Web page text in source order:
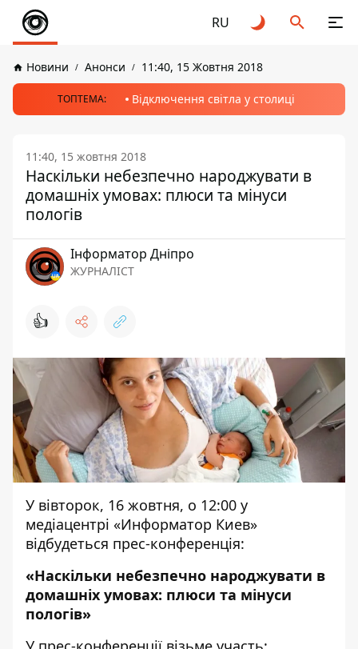
RU
Новини Анонси 11:40, 15 Жовтня 2018
ТОПТЕМА: Відключення світла у столиці
11:40, 15 жовтня 2018
Наскільки небезпечно народжувати в
домашніх умовах: плюси та мінуси
пологів
Інформатор Дніпро
ЖУРНАЛІСТ
👍
У вівторок, 16 жовтня, о 12:00 у
медіацентрі «Информатор Киев»
відбудеться прес-конференція:
«Наскільки небезпечно народжувати в
домашніх умовах: плюси та мінуси
пологів»